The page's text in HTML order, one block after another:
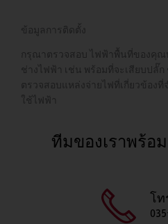
ข้อมูลการติดตั้ง
กรุณาตรวจสอบ ไฟฟ้าพื้นที่ของคุณ
ช่างไฟฟ้า เช่น พร้อมที่จะเสียบปลั๊
ตรวจสอบแหล่งจ่ายไฟที่เกี่ยวข้องที่
ใช้ไฟฟ้า
ทีมของเราพร้อ
โ